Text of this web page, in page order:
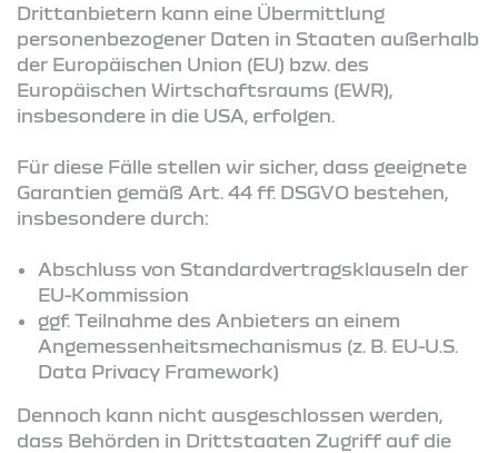
Drittanbietern kann eine Übermittlung
personenbezogener Daten in Staaten außerhalb
der Europäischen Union (EU) bzw. des
Europäischen Wirtschaftsraums (EWR),
insbesondere in die USA, erfolgen.
Für diese Fälle stellen wir sicher, dass geeignete
Garantien gemäß Art. 44 ff. DSGVO bestehen,
insbesondere durch:
Abschluss von Standardvertragsklauseln der
EU-Kommission
ggf. Teilnahme des Anbieters an einem
Angemessenheitsmechanismus (z. B. EU-U.S.
Data Privacy Framework)
Dennoch kann nicht ausgeschlossen werden,
dass Behörden in Drittstaaten Zugriff auf die